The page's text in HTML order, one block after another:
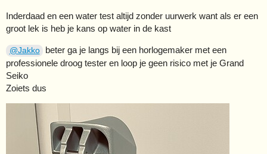
Inderdaad en een water test altijd zonder uurwerk want als er een
groot lek is heb je kans op water in de kast
@Jakko
beter ga je langs bij een horlogemaker met een
professionele droog tester en loop je geen risico met je Grand
Seiko
Zoiets dus